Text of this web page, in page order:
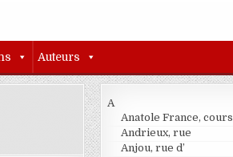
Auteurs
A
Anatole France, cours
Andrieux, rue
Anjou, rue d’